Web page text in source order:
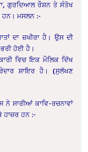
ਗੁਰਦਿਆਲ ਰੌਸ਼ਨ ਤੇ ਸੰਤੋਖ
ਹਨ। ਮਸਲਨ :-
ਦਾ ਜ਼ਖੀਰਾ ਹੈ। ਉਸ ਦੀ
ਹੋਈ ਹੈ।
ਵਿਚ ਇਕ ਮੌਲਿਕ ਦਿੱਖ
ਸ਼ਾਇਰ ਹੈ। (ਸੁਲੱਖਣ
ਸਾਰੀਆਂ ਕਾਵਿ-ਰਚਨਾਵਾਂ
ਹਾਜ਼ਰ ਹਨ :-